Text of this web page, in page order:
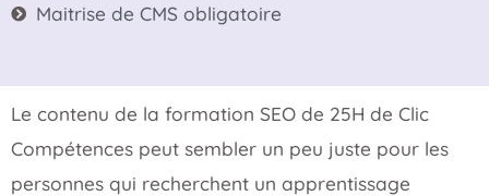
Maitrise de CMS obligatoire
Le contenu de la formation SEO de 25H de Clic
Compétences peut sembler un peu juste pour les
personnes qui recherchent un apprentissage